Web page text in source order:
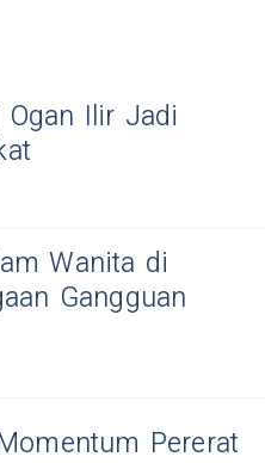
Ilir Jadi
Wanita di
Gangguan
Pererat